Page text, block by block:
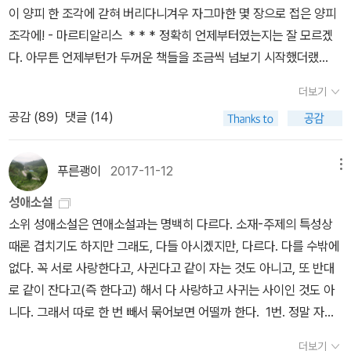
편으로 맞아들이고, 남편의 아저씨들이 재산을 되찾아 다시 지체 높
은 신분으로 돌아가도록 돕는다.두 번째 날 네 번째 이야기파산한 란
돌포 루폴로는 해적이 되었다가 제노바인들에게 붙잡힌다. 그런데 그
친다. 그리고 코르푸에서 어느 아낙네의 도움을 받아 부자가 되어 집
으로 돌아간다.두 번째 날 다섯 번째 이야기페루자의 안드레우초는
말을 사러 나폴리에 갔다가 하룻밤 사이에 세 차례나 큰 봉변을 당하
지만, 세 번 모두 잘 피하고 루비 반지를 손에 넣어 집으로 돌아온다.
두 번째 날 여섯 번째 이야기두 아들을 잃어버린 베리톨라 부인은 어
느 섬에서 사슴 두 마리를 키우며 살다가 루니지아나로 간다. 그곳에
서 아들 중 하나가 베리톨라 부인이 모시는 주인의 하인으로 들어왔
다가 주인의 딸과 사랑에 빠져 감옥에 갖힌다. 시칠리아가 샤를 왕에
대항하여 폭동을 일으켰을 때, 감옥에 갇혀 있던 이 하인이 베리톨라
부인의 아들임이 밝혀져 주인의 딸과 결혼한다. 그리도 다른 아들도
만나게 되어 모두 높은 지위로 돌아온다.두 번째 날 일곱 번째 이야기
바빌론의 술탄이 자기 딸을 알가르베의 왕과 결혼시키려 떠나보낸다.
들만의 왕국을 만들어갔다. 집착인지 오만인지는 몰라도, 우리가 원
한다면 어떤 방식으로든 이런 상황에서 빠져나갈 수 있다고 착각하지
않기 위해서, 많은 사람들이 앞서 그랬고 그러듯이 이 지역에서 빠져
를 넘지 않는 범위 내에서 우리가 추구할 수 있는 기쁨과 즐거움, 쾌락
을 맛보자는 것이지요. _ 조반니 보카치오, <데카메론 1> , p24/33
5 유쾌한 10일간의 이야기와 함께 하면서 그들은 죽음의 공포로부터
벗어날 수 있었다. 이러한 자신감은 그들을 다시 현실로 돌아갈 수 있
는 여유를 주었지만, 이러한 여유의 끝이 어땠는가는 분명치 않다. 개
인적으로 <페스트>와 같은 지옥도와 같은 현실이 눈 앞에 펼쳐진다
면, 10일간의 천상생활이 가져다 준 여유는 하룻만에 날라가지 않았
을까. 그들의 여유는 언제까지나 죽음의 파도로부터 자유로운 곳에서
나온 것이었을테니까. 인간의 지혜란 단순히 지나간 것들을 기억하거
나 현재를 아는 것에 그치지 않습니다. 인간에게 있어 최고의 지혜로
평가되는 것은 과거와 현재를 앎으로써 미래를 내다보는 것이라고 현
자들은 말합니다. 아시다시피 그 무서운 흑사병의 계절이 시작된 뒤
다.˝ 검사가 사형을 구형하며 말했다. ˝의심하지 않은 죄, 생각하지 않
은 죄, 그리고 행동하지 않은 죄 . . . 그것이 피고의 진짜 죄다.˝ 미국
‘뉴요크‘ 특판원으로 참관한 방청석의 여성 정치철학자 한나 아렌트
판에 참관하려다 끝내 가지 않고, 혼자 조용히 이 시를 썼다. 날마다
모 레비는 살아남기 위한 한 방책으로 독서를 게을리하지 않았다고
한다. 그가 읽은 책들은 주로 고전이었고, 책을 읽은 후에는 동료들과
이야기를 나누며 하루하루의 삶을 되새기고 존재의 의미를 물었다고
한다. 그 참담한 죽음의 수용소에서 그리 꼿꼿이 살 수 있는 이가 몇이
나 있었을까.그리스로마신화 단테의 신곡 호머의 일리아스와 오디세
이 보카치오의 데카메론 소포클레스의 오이디푸스왕 루소의 참회
록 캄파넬라의 태양의 나라
였던 1300년에 공직에 선출되어 공적활동을 시작했고, 능력을 인정
받아 피렌체 최고위원이 되었다. 그런데 1302년에 교황을 배후지지
세력으로 둔 정적에 의해 피렌체에서 추방당했다. 이후 사망할 때까
이다. 단테의 삶을 따라간 이 책 중에서 내가 눈여겨보았던 부분이 단
테가 말년에 ‘말라리아’로 사망했다는 대목이었다. 마지막에 라벤나
라는 도시의 외교사절단으로 베네치아에 파견을 나갔다가 말라리아
에 걸려 1321년에 56세에 사망한 것으로 나온다. 우리가 읽고 있
는 단테의 《신곡》이나 철학서 《향연》과 같은 저서는 그가 망명생활
중에 본격적으로 작업한 결과물이었다. 그가 말라리아에 걸려 일찍
사망하지 않았으면 피렌체로 교황의 ‘사면’을 받아 귀향할 수 있었을
까? 그리고 단테가 만약 더 오래 살았다면, 그를 흠모하고 존경하던
조반니 보카치오를 만나 교류하며 더 풍성한 작품들을 세상에 내놓지
않았을까 생각해본다. 우리에게 《데카메론》으로 잘 알려진 그 보카치
오다. 그 역시 피렌체(이탈리아 중부) 인근 체르탈도라는 곳에서 상인
>도 독서목록에 올릴 만하다.<데카메론>은 열흘간 10명의 화자가
들려주는 100편의 이야기로 구성되어 있다. 그에 맞추기 위해 나도
열흘간 읽으며 소감을 남기려 한다(작품에서는 평일만 계산하기에 날
짜로는 두주간이다). ‘코로나 시절의 독서‘라고나 할까. 강의경력으로
치면 24년차에 이런 일도 겪는구나 싶다...
더보기
공감 (89) 댓글 (14)
푸른괭이 2017-11-12
성애소설
소위 성애소설은 연애소설과는 명백히 다르다. 소재-주제의 특성상
때론 겹치기도 하지만 그래도, 다들 아시겠지만, 다르다. 다를 수밖에
없다. 꼭 서로 사랑한다고, 사귄다고 같이 자는 것도 아니고, 또 반대
로 같이 잔다고(즉 한다고) 해서 다 사랑하고 사귀는 사이인 것도 아
니다. 그래서 따로 한 번 빼서 묶어보면 어떨까 한다. 1번. 정말 자신
더보기